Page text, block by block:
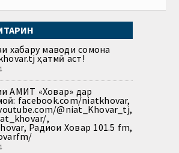
хабару маводи сомона
ҳатмӣ аст!
АМИТ «Ховар» дар
facebook.com/niatkhovar,
@niat_Khovar_tj,
,
Радиои Ховар 101.5 fm,